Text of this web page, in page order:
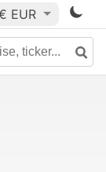
EUR